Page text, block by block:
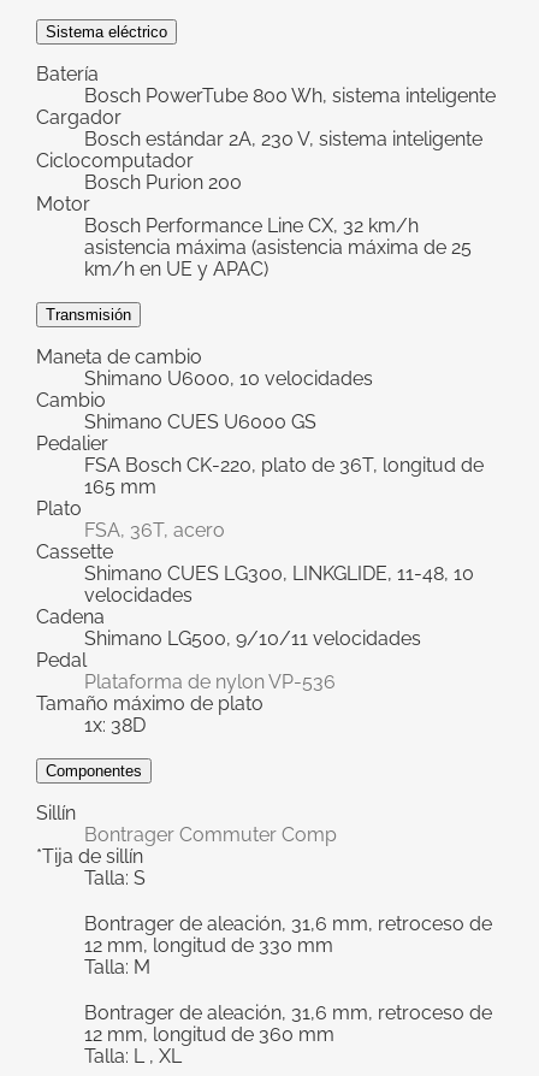
Sistema eléctrico
Batería
Bosch PowerTube 800 Wh, sistema inteligente
Cargador
Bosch estándar 2A, 230 V, sistema inteligente
Ciclocomputador
Bosch Purion 200
Motor
Bosch Performance Line CX, 32 km/h
asistencia máxima (asistencia máxima de 25
km/h en UE y APAC)
Transmisión
Maneta de cambio
Shimano U6000, 10 velocidades
Cambio
Shimano CUES U6000 GS
Pedalier
FSA Bosch CK-220, plato de 36T, longitud de
165 mm
Plato
FSA, 36T, acero
Cassette
Shimano CUES LG300, LINKGLIDE, 11-48, 10
velocidades
Cadena
Shimano LG500, 9/10/11 velocidades
Pedal
Plataforma de nylon VP-536
Tamaño máximo de plato
1x: 38D
Componentes
Sillín
Bontrager Commuter Comp
*Tija de sillín
Talla: S
Bontrager de aleación, 31,6 mm, retroceso de
12 mm, longitud de 330 mm
Talla: M
Bontrager de aleación, 31,6 mm, retroceso de
12 mm, longitud de 360 mm
Talla: L , XL